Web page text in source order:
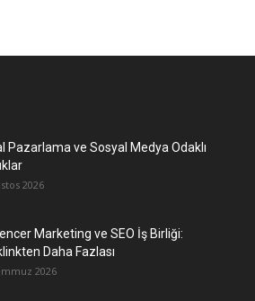
Pazarlama ve Sosyal Medya Odaklı
2026
Marketing ve SEO İş Birliği:
Daha Fazlası
2026